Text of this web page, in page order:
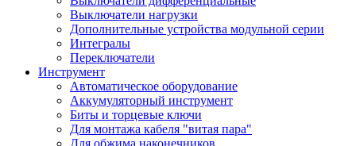
Выключатели нагрузки
Дополнительные устройства модульной серии
Интегралы
Переключатели
Инструмент
Автоматическое оборудование
Аккумуляторный инструмент
Биты и торцевые ключи
Для монтажа кабеля "витая пара"
Для обжима наконечников